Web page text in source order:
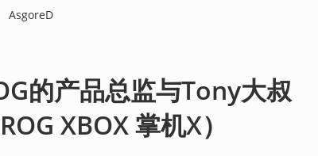
AsgoreD
的产品总监与Tony大叔
XBOX 掌机X）